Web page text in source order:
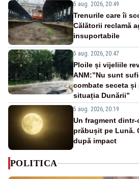
5 aug. 2026, 20:49
Trenurile care îi
Călătorii reclamă
insuportabile
5 aug. 2026, 20:47
Ploile și vijeliile
ANM:”Nu sunt
combate seceta
situația Dunării”
5 aug. 2026, 20:19
Un fragment dintr-
prăbușit pe Lună.
după impact
POLITICA